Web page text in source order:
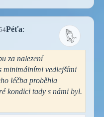
Péťa:
za nalezení
minimálními vedlejšími
léčba proběhla
kondici tady s námi byl.